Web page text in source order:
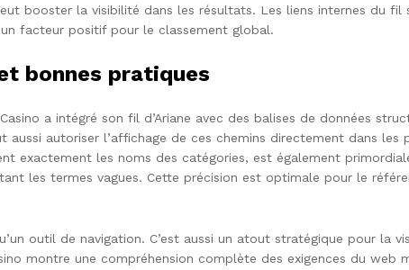
booster la visibilité dans les résultats. Les liens internes du
facteur positif pour le classement global.
bonnes pratiques
a intégré son fil d’Ariane avec des balises de données
autoriser l’affichage de ces chemins directement dans
exactement les noms des catégories, est également
les termes vagues. Cette précision est optimale pour le
outil de navigation. C’est aussi un atout stratégique pour la
montre une compréhension complète des exigences du